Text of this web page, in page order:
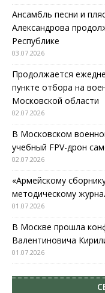
Ансамбль песни и
Александрова
Республике
03.07.2026
Продолжается
пункте отбора на
Московской области
02.07.2026
В Московском
учебный FPV-дрон
02.07.2026
«Армейскому
методическому
01.07.2026
В Москве прошла
Валентиновича
01.07.2026